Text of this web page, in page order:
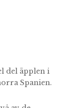
del äpplen i
Spanien.